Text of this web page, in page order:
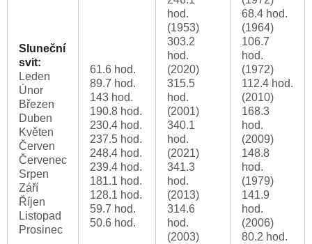
Sluneční
svit:
Leden
Únor
Březen
Duben
Květen
Červen
Červenec
Srpen
Září
Říjen
Listopad
Prosinec
61.6 hod.
89.7 hod.
143 hod.
190.8 hod.
230.4 hod.
237.5 hod.
248.4 hod.
239.4 hod.
181.1 hod.
128.1 hod.
59.7 hod.
50.6 hod.
hod.
(1953)
303.2
hod.
(2020)
315.5
hod.
(2001)
340.1
hod.
(2021)
341.3
hod.
(2013)
314.6
hod.
(2003)
68.4 hod.
(1964)
106.7
hod.
(1972)
112.4 hod.
(2010)
168.3
hod.
(2009)
148.8
hod.
(1979)
141.9
hod.
(2006)
80.2 hod.